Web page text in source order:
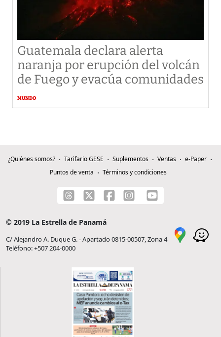
Guatemala declara alerta
naranja por erupción del volcán
de Fuego y evacúa comunidades
MUNDO
¿Quiénes somos? Tarifario GESE Suplementos Ventas
e-Paper
Puntos de venta
Términos y condiciones
© 2019 La Estrella de Panamá
C/ Alejandro A. Duque G. - Apartado 0815-00507, Zona 4
Teléfono: +507 204-0000